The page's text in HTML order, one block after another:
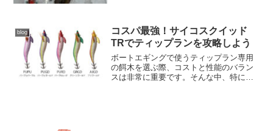
イントで私よ...
blog
コスパ最強！サイコスクイッド
TRでティップランを攻略しよう
ボートエギングで使うティップラン専用
の餌木を選ぶ際、コストと性能のバラン
スは非常に重要です。そんな中、特に注